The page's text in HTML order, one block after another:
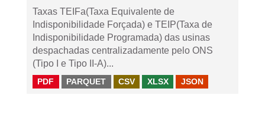
Taxas TEIFa(Taxa Equivalente de
Indisponibilidade Forçada) e TEIP(Taxa de
Indisponibilidade Programada) das usinas
despachadas centralizadamente pelo ONS
(Tipo I e Tipo II-A)...
PDF PARQUET CSV XLSX JSON